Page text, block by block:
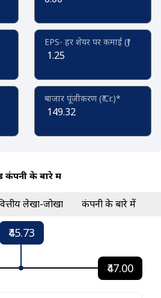
EPS- हर शेयर पर कमाई (₹)
1.25
बाजार पूंजीकरण (₹ Cr.)*
149.32
कंपनी के बारे में
लेखा-जोखा कंपनी के बारे में
₹45.73
₹47.00